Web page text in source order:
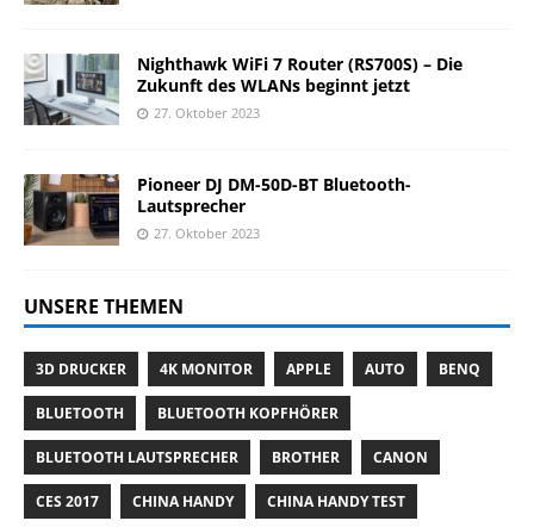
Nighthawk WiFi 7 Router (RS700S) – Die
Zukunft des WLANs beginnt jetzt
27. Oktober 2023
Pioneer DJ DM-50D-BT Bluetooth-
Lautsprecher
27. Oktober 2023
UNSERE THEMEN
3D DRUCKER 4K MONITOR APPLE AUTO BENQ
BLUETOOTH BLUETOOTH KOPFHÖRER
BLUETOOTH LAUTSPRECHER BROTHER CANON
CES 2017 CHINA HANDY CHINA HANDY TEST